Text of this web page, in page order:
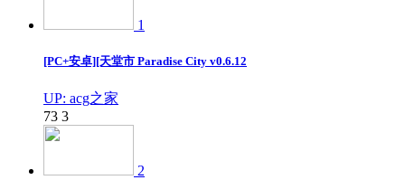
1
[PC+安卓][天堂市 Paradise City v0.6.12
UP: acg之家
73 3
2